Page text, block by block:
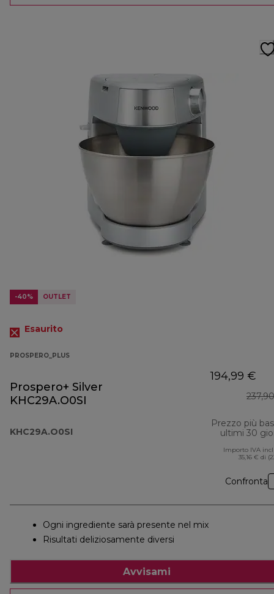
-40% OUTLET
Esaurito
PROSPERO_PLUS
Prospero+ Silver
KHC29A.O0SI
KHC29A.O0SI
194,99 €
Prezzo più
ultimi 30
Importo IVA
35,16 € di
Confronta
Ogni ingrediente sarà presente nel mix
Risultati deliziosamente diversi
Avvisami